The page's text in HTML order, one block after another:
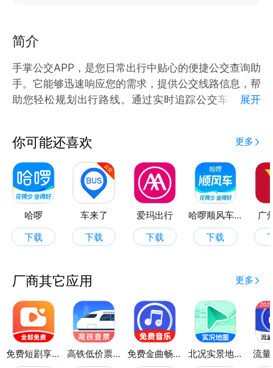
简介
手掌公交APP，是您日常出行中贴心的便捷公交查询助
手。它能够迅速响应您的需求，提供公交线路信息，帮
助您轻松规划出行路线。通过实时追踪公交车辆的位
附近的公交站点，让您的出行更加便捷。更无论是上班
通勤还是周末出游，手掌公交APP都能为您提供详尽的
公交信息，让您的城市出行更加高效、愉快。
展开
你可能还喜欢 更多
哈啰
下载
车来了
下载
爱玛出行
下载
哈啰顺风车-拼车打车车主通勤
下载
广
厂商其它应用 更多
免费短剧享看 高铁低价票追踪 免费金曲畅听 北况实景地图 流